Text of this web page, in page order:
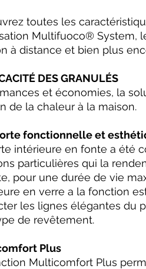
toutes les
Multifuoco® System,
à distance et bien plus
DES GRANULÉS
et économies, la
de la chaleur à la maison.
fonctionnelle et
intérieure en fonte a été
particulières qui la
pour une durée de vie
en verre a la fonction
les lignes élégantes du
de revêtement.
Plus
Multicomfort Plus